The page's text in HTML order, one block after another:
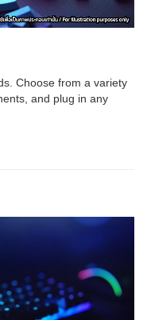
Choose from a variety
and plug in any